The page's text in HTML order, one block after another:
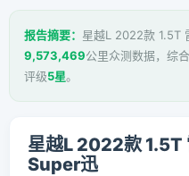
报告摘要： 星越L 2022款 1.5T
9,573,469公里众测数据，综
评级5星。
星越L 2022款 1.5T
Super迅